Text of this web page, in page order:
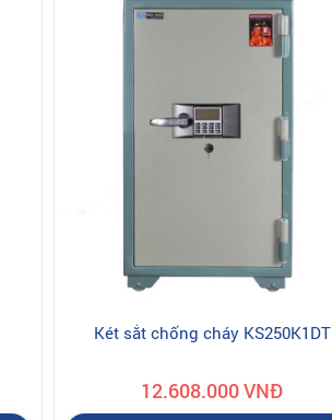
Két sắt chống cháy KS250K1DT
12.608.000 VNĐ